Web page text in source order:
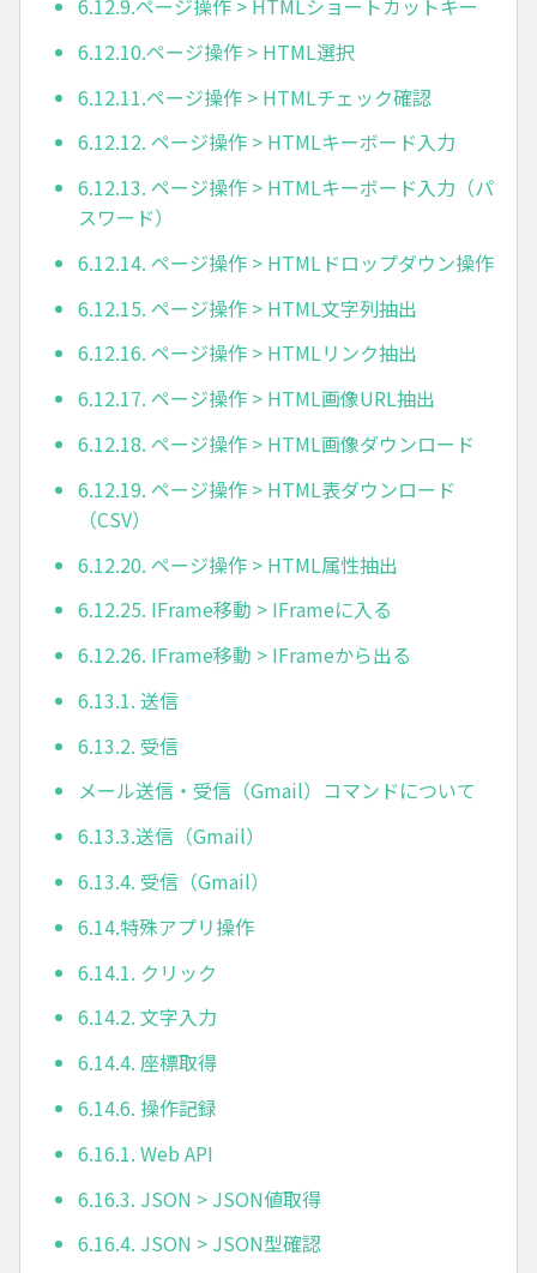
6.12.9.ページ操作 > HTMLショートカットキー
6.12.10.ページ操作 > HTML選択
6.12.11.ページ操作 > HTMLチェック確認
6.12.12. ページ操作 > HTMLキーボード入力
6.12.13. ページ操作 > HTMLキーボード入力（パ
スワード）
6.12.14. ページ操作 > HTMLドロップダウン操作
6.12.15. ページ操作 > HTML文字列抽出
6.12.16. ページ操作 > HTMLリンク抽出
6.12.17. ページ操作 > HTML画像URL抽出
6.12.18. ページ操作 > HTML画像ダウンロード
6.12.19. ページ操作 > HTML表ダウンロード
（CSV）
6.12.20. ページ操作 > HTML属性抽出
6.12.25. IFrame移動 > IFrameに入る
6.12.26. IFrame移動 > IFrameから出る
6.13.1. 送信
6.13.2. 受信
メール送信・受信（Gmail）コマンドについて
6.13.3.送信（Gmail）
6.13.4. 受信（Gmail）
6.14.特殊アプリ操作
6.14.1. クリック
6.14.2. 文字入力
6.14.4. 座標取得
6.14.6. 操作記録
6.16.1. Web API
6.16.3. JSON > JSON値取得
6.16.4. JSON > JSON型確認